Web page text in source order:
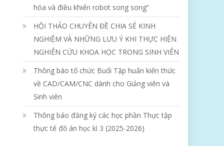
hóa và điều khiển robot song song”
HỘI THẢO CHUYÊN ĐỀ CHIA SẺ KINH
NGHIỆM VÀ NHỮNG LƯU Ý KHI THỰC HIỆN
NGHIÊN CỨU KHOA HỌC TRONG SINH VIÊN
Thông báo tổ chức Buổi Tập huấn kiến thức
về CAD/CAM/CNC dành cho Giảng viên và
Sinh viên
Thông báo đăng ký các học phần Thực tập
thực tế đồ án học kì 3 (2025-2026)